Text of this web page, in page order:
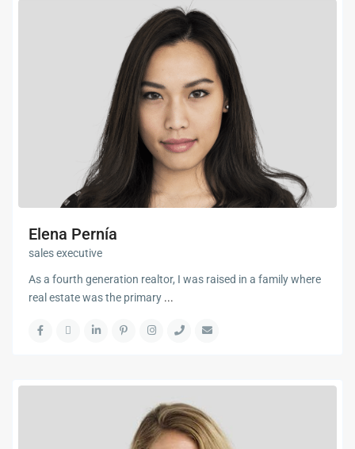
Elena Pernía
sales executive
As a fourth generation realtor, I was raised in a family where
real estate was the primary ...